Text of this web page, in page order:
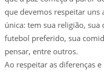
que devemos respeitar uns
única: tem sua religião,
futebol preferido, sua
pensar, entre outros.
Ao respeitar as diferenças